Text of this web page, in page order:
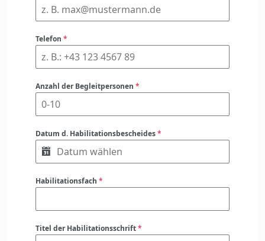
Telefon *
Anzahl der Begleitpersonen *
Datum d. Habilitationsbescheides*
Habilitationsfach *
Titel der Habilitationsschrift*